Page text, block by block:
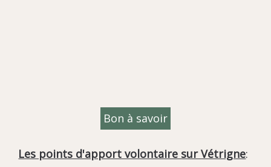
Bon à savoir
Les points d'apport volontaire sur Vétrigne: